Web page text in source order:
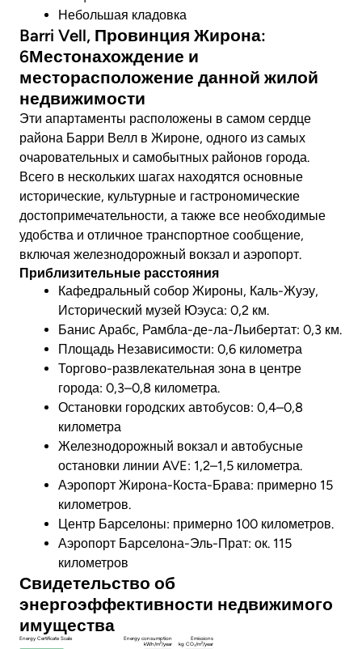
Небольшая кладовка
Barri Vell, Провинция Жирона:
6Местонахождение и
месторасположение данной жилой
недвижимости
Эти апартаменты расположены в самом сердце
района Барри Велл в Жироне, одного из самых
очаровательных и самобытных районов города.
Всего в нескольких шагах находятся основные
исторические, культурные и гастрономические
достопримечательности, а также все необходимые
удобства и отличное транспортное сообщение,
включая железнодорожный вокзал и аэропорт.
Приблизительные расстояния
Кафедральный собор Жироны, Каль-Жуэу,
Исторический музей Юэуса: 0,2 км.
Банис Арабс, Рамбла-де-ла-Льибертат: 0,3 км.
Площадь Независимости: 0,6 километра
Торгово-развлекательная зона в центре
города: 0,3–0,8 километра.
Остановки городских автобусов: 0,4–0,8
километра
Железнодорожный вокзал и автобусные
остановки линии AVE: 1,2–1,5 километра.
Аэропорт Жирона-Коста-Брава: примерно 15
километров.
Центр Барселоны: примерно 100 километров.
Аэропорт Барселона-Эль-Прат: ок. 115
километров
Свидетельство об
энергоэффективности недвижимого
имущества
Energy Certificate Scale
Energy consumption
kWh/m²/year
Emissions
kg CO₂/m²/year